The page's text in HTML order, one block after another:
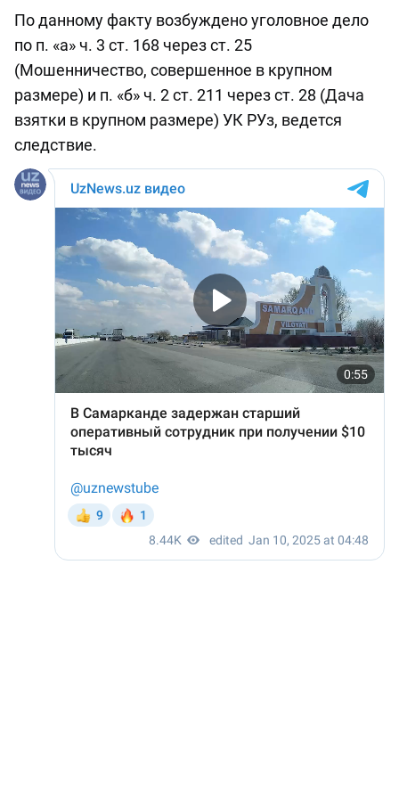
По данному факту возбуждено уголовное дело
по п. «а» ч. 3 ст. 168 через ст. 25
(Мошенничество, совершенное в крупном
размере) и п. «б» ч. 2 ст. 211 через ст. 28 (Дача
взятки в крупном размере) УК РУз, ведется
следствие.